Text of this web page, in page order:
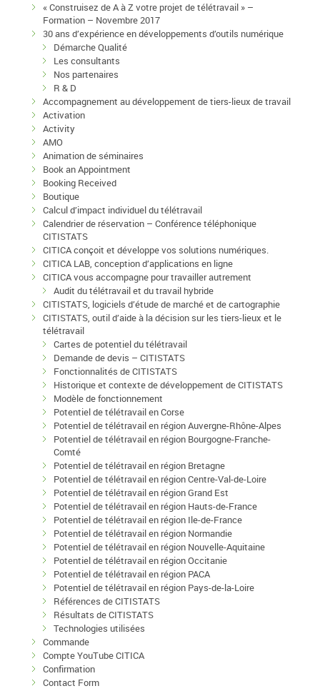
« Construisez de A à Z votre projet de télétravail » –
Formation – Novembre 2017
30 ans d’expérience en développements d’outils numérique
Démarche Qualité
Les consultants
Nos partenaires
R & D
Accompagnement au développement de tiers-lieux de travail
Activation
Activity
AMO
Animation de séminaires
Book an Appointment
Booking Received
Boutique
Calcul d’impact individuel du télétravail
Calendrier de réservation – Conférence téléphonique
CITISTATS
CITICA conçoit et développe vos solutions numériques.
CITICA LAB, conception d’applications en ligne
CITICA vous accompagne pour travailler autrement
Audit du télétravail et du travail hybride
CITISTATS, logiciels d’étude de marché et de cartographie
CITISTATS, outil d’aide à la décision sur les tiers-lieux et le
télétravail
Cartes de potentiel du télétravail
Demande de devis – CITISTATS
Fonctionnalités de CITISTATS
Historique et contexte de développement de CITISTATS
Modèle de fonctionnement
Potentiel de télétravail en Corse
Potentiel de télétravail en région Auvergne-Rhône-Alpes
Potentiel de télétravail en région Bourgogne-Franche-
Comté
Potentiel de télétravail en région Bretagne
Potentiel de télétravail en région Centre-Val-de-Loire
Potentiel de télétravail en région Grand Est
Potentiel de télétravail en région Hauts-de-France
Potentiel de télétravail en région Ile-de-France
Potentiel de télétravail en région Normandie
Potentiel de télétravail en région Nouvelle-Aquitaine
Potentiel de télétravail en région Occitanie
Potentiel de télétravail en région PACA
Potentiel de télétravail en région Pays-de-la-Loire
Références de CITISTATS
Résultats de CITISTATS
Technologies utilisées
Commande
Compte YouTube CITICA
Confirmation
Contact Form